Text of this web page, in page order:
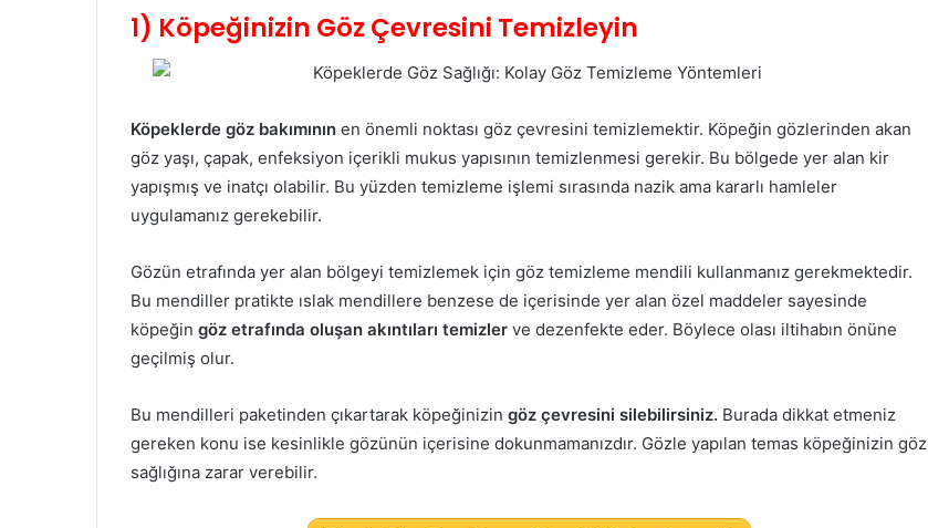
1) Köpeğinizin Göz Çevresini Temizleyin
Köpeklerde göz bakımının en önemli noktası göz çevresini temizlemektir. Köpeğin gözlerinden akan
göz yaşı, çapak, enfeksiyon içerikli mukus yapısının temizlenmesi gerekir. Bu bölgede yer alan kir
yapışmış ve inatçı olabilir. Bu yüzden temizleme işlemi sırasında nazik ama kararlı hamleler
uygulamanız gerekebilir.
Gözün etrafında yer alan bölgeyi temizlemek için göz temizleme mendili kullanmanız gerekmektedir.
Bu mendiller pratikte ıslak mendillere benzese de içerisinde yer alan özel maddeler sayesinde
köpeğin göz etrafında oluşan akıntıları temizler ve dezenfekte eder. Böylece olası iltihabın önüne
geçilmiş olur.
Bu mendilleri paketinden çıkartarak köpeğinizin göz çevresini silebilirsiniz. Burada dikkat etmeniz
gereken konu ise kesinlikle gözünün içerisine dokunmamanızdır. Gözle yapılan temas köpeğinizin göz
sağlığına zarar verebilir.